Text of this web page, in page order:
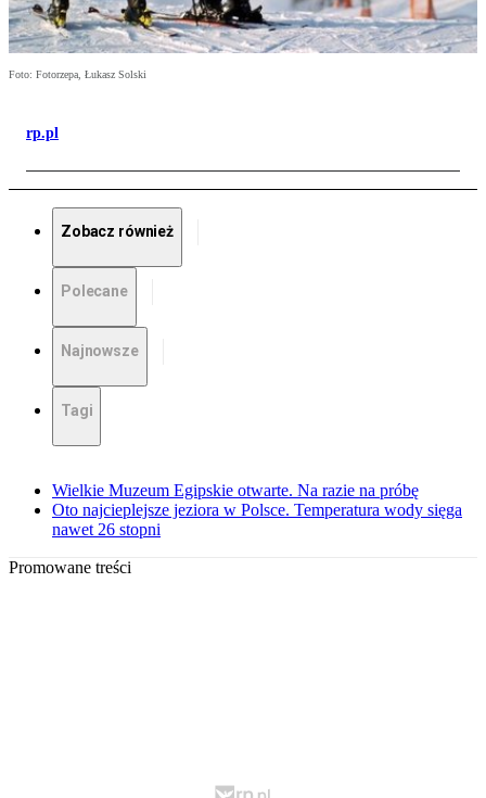
Foto: Fotorzepa, Łukasz Solski
rp.pl
Zobacz również
Polecane
Najnowsze
Tagi
Wielkie Muzeum Egipskie otwarte. Na razie na próbę
Oto najcieplejsze jeziora w Polsce. Temperatura wody sięga
nawet 26 stopni
Promowane treści